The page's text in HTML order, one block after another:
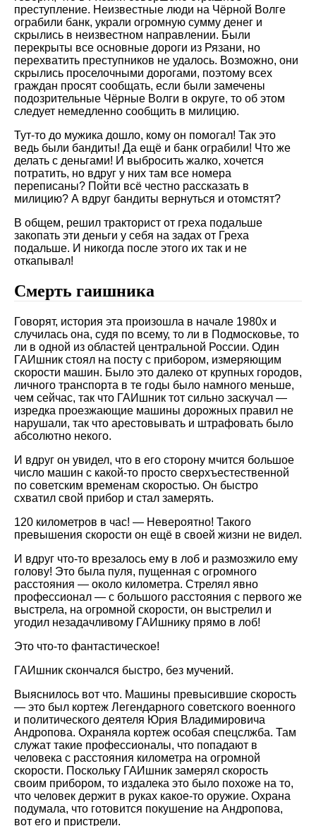
преступление. Неизвестные люди на Чёрной Волге
ограбили банк, украли огромную сумму денег и
скрылись в неизвестном направлении. Были
перекрыты все основные дороги из Рязани, но
перехватить преступников не удалось. Возможно, они
скрылись проселочными дорогами, поэтому всех
граждан просят сообщать, если были замечены
подозрительные Чёрные Волги в округе, то об этом
следует немедленно сообщить в милицию.
Тут-то до мужика дошло, кому он помогал! Так это
ведь были бандиты! Да ещё и банк ограбили! Что же
делать с деньгами! И выбросить жалко, хочется
потратить, но вдруг у них там все номера
переписаны? Пойти всё честно рассказать в
милицию? А вдруг бандиты вернуться и отомстят?
В общем, решил тракторист от греха подальше
закопать эти деньги у себя на задах от Греха
подальше. И никогда после этого их так и не
откапывал!
Смерть гаишника
Говорят, история эта произошла в начале 1980х и
случилась она, судя по всему, то ли в Подмосковье, то
ли в одной из областей центральной России. Один
ГАИшник стоял на посту с прибором, измеряющим
скорости машин. Было это далеко от крупных городов,
личного транспорта в те годы было намного меньше,
чем сейчас, так что ГАИшник тот сильно заскучал —
изредка проезжающие машины дорожных правил не
нарушали, так что арестовывать и штрафовать было
абсолютно некого.
И вдруг он увидел, что в его сторону мчится большое
число машин с какой-то просто сверхъестественной
по советским временам скоростью. Он быстро
схватил свой прибор и стал замерять.
120 километров в час! — Невероятно! Такого
превышения скорости он ещё в своей жизни не видел.
И вдруг что-то врезалось ему в лоб и размозжило ему
голову! Это была пуля, пущенная с огромного
расстояния — около километра. Стрелял явно
профессионал — с большого расстояния с первого же
выстрела, на огромной скорости, он выстрелил и
угодил незадачливому ГАИшнику прямо в лоб!
Это что-то фантастическое!
ГАИшник скончался быстро, без мучений.
Выяснилось вот что. Машины превысившие скорость
— это был кортеж Легендарного советского военного
и политического деятеля Юрия Владимировича
Андропова. Охраняла кортеж особая спецслжба. Там
служат такие профессионалы, что попадают в
человека с расстояния километра на огромной
скорости. Поскольку ГАИшник замерял скорость
своим прибором, то издалека это было похоже на то,
что человек держит в руках какое-то оружие. Охрана
подумала, что готовится покушение на Андропова,
вот его и пристрели.